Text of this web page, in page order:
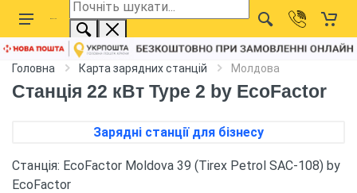
Головна Карта зарядних станцій Молдова
Станція 22 кВт Type 2 by EcoFactor
Зарядні станції для бізнесу
Станція: EcoFactor Moldova 39 (Tirex Petrol SAC-108) by
EcoFactor